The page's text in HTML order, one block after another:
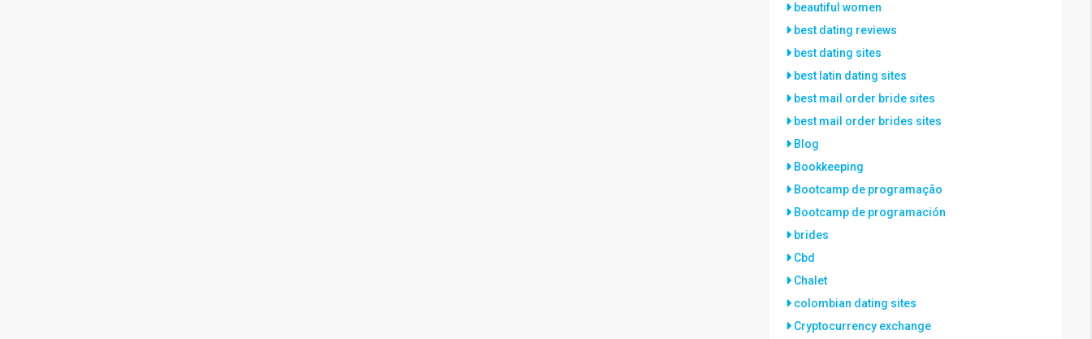
beautiful women
best dating reviews
best dating sites
best latin dating sites
best mail order bride sites
best mail order brides sites
Blog
Bookkeeping
Bootcamp de programação
Bootcamp de programación
brides
Cbd
Chalet
colombian dating sites
Cryptocurrency exchange